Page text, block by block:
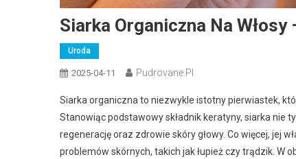
Siarka Organiczna Na
Uroda
2025-04-11 Pudrovane.pl
Siarka organiczna to niezwykle istotny pierwiastek,
Stanowiąc podstawowy składnik keratyny, siarka nie
regenerację oraz zdrowie skóry głowy. Co więcej, jej
problemów skórnych, takich jak łupież czy trądzik. W